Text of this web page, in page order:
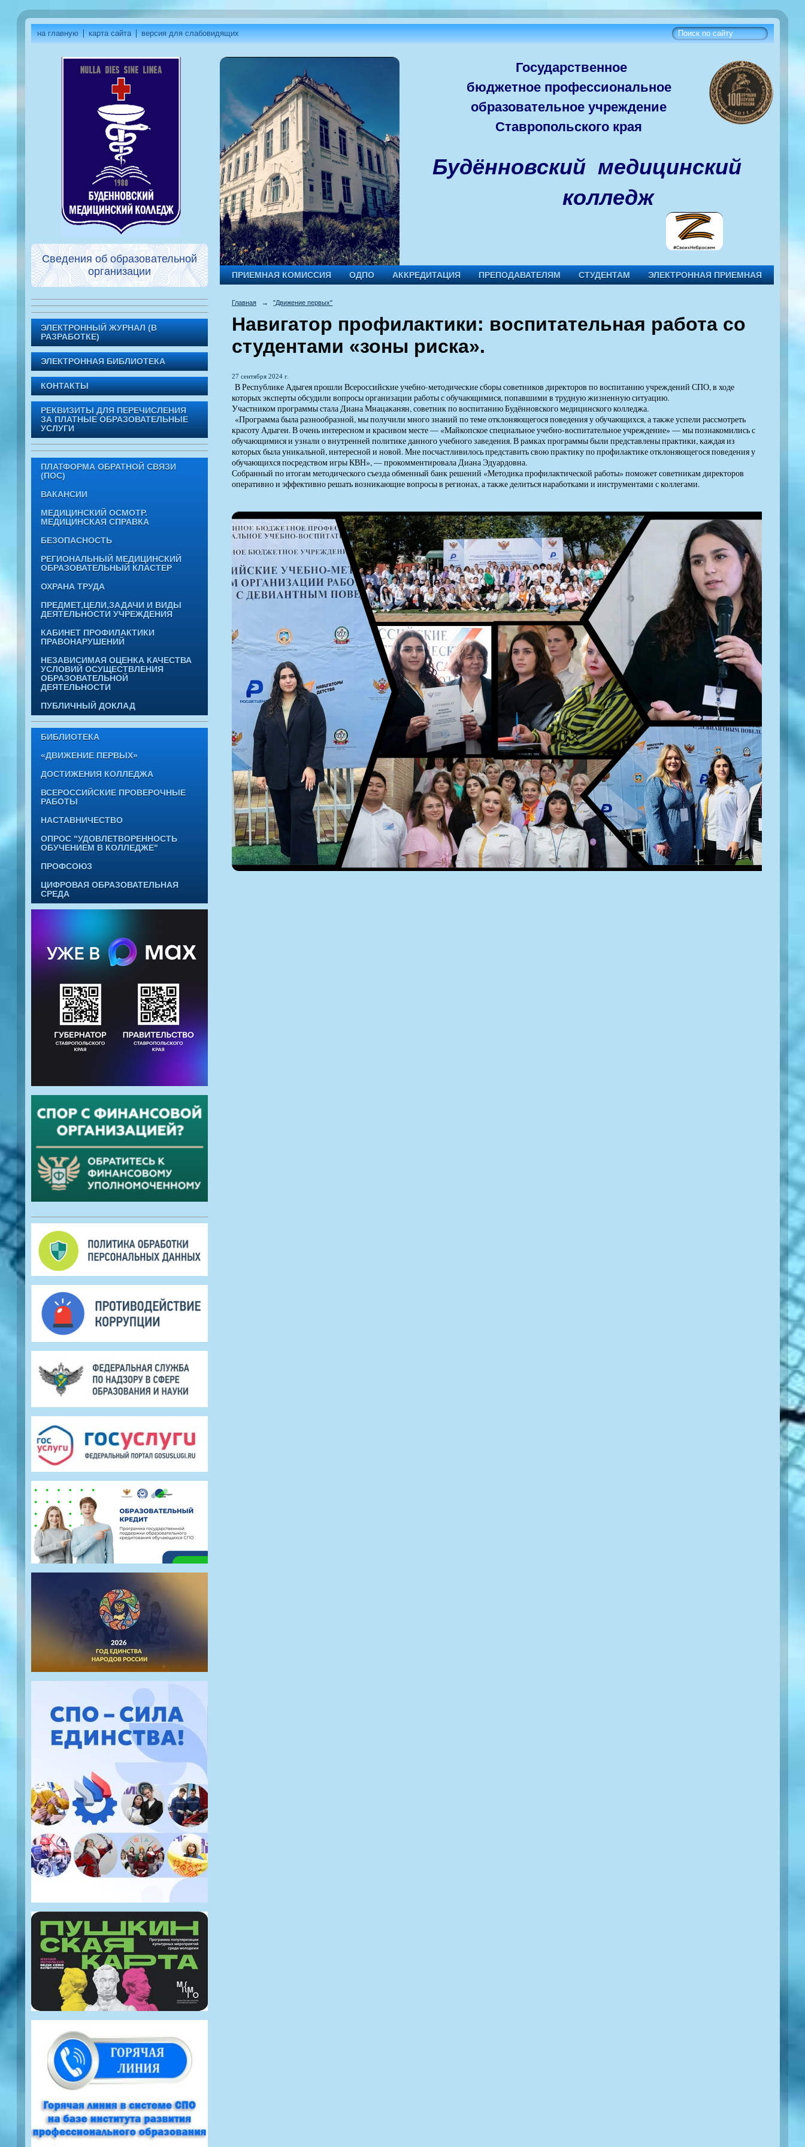
на главную карта сайта версия для слабовидящих
Сведения об образовательной
организации
ЭЛЕКТРОННЫЙ ЖУРНАЛ (В
РАЗРАБОТКЕ)
ЭЛЕКТРОННАЯ БИБЛИОТЕКА
КОНТАКТЫ
РЕКВИЗИТЫ ДЛЯ ПЕРЕЧИСЛЕНИЯ
ЗА ПЛАТНЫЕ ОБРАЗОВАТЕЛЬНЫЕ
УСЛУГИ
ПЛАТФОРМА ОБРАТНОЙ СВЯЗИ
(ПОС)
ВАКАНСИИ
МЕДИЦИНСКИЙ ОСМОТР.
МЕДИЦИНСКАЯ СПРАВКА
БЕЗОПАСНОСТЬ
РЕГИОНАЛЬНЫЙ МЕДИЦИНСКИЙ
ОБРАЗОВАТЕЛЬНЫЙ КЛАСТЕР
ОХРАНА ТРУДА
ПРЕДМЕТ,ЦЕЛИ,ЗАДАЧИ И ВИДЫ
ДЕЯТЕЛЬНОСТИ УЧРЕЖДЕНИЯ
КАБИНЕТ ПРОФИЛАКТИКИ
ПРАВОНАРУШЕНИЙ
НЕЗАВИСИМАЯ ОЦЕНКА КАЧЕСТВА
УСЛОВИЙ ОСУЩЕСТВЛЕНИЯ
ОБРАЗОВАТЕЛЬНОЙ
ДЕЯТЕЛЬНОСТИ
ПУБЛИЧНЫЙ ДОКЛАД
БИБЛИОТЕКА
«ДВИЖЕНИЕ ПЕРВЫХ»
ДОСТИЖЕНИЯ КОЛЛЕДЖА
ВСЕРОССИЙСКИЕ ПРОВЕРОЧНЫЕ
РАБОТЫ
НАСТАВНИЧЕСТВО
ОПРОС "УДОВЛЕТВОРЕННОСТЬ
ОБУЧЕНИЕМ В КОЛЛЕДЖЕ"
ПРОФСОЮЗ
ЦИФРОВАЯ ОБРАЗОВАТЕЛЬНАЯ
СРЕДА
Государственное
бюджетноепрофессиональное
образовательное учреждение
Ставропольского края
Будённовский медицинский
колледж
ПРИЕМНАЯ КОМИССИЯ ОДПО АККРЕДИТАЦИЯ ПРЕПОДАВАТЕЛЯМ СТУДЕНТАМ ЭЛЕКТРОННАЯ ПРИЕМНАЯ
Главная → "Движение первых"
Навигатор профилактики: воспитательная работа со
студентами «зоны риска».
27 сентября 2024 г.
В Республике Адыгея прошли Всероссийские учебно-методические сборы советников директоров по воспитанию учреждений СПО, в ходе
которых эксперты обсудили вопросы организации работы с обучающимися, попавшими в трудную жизненную ситуацию.
Участником программы стала Диана Мнацаканян, советник по воспитанию Будённовского медицинского колледжа.
«Программа была разнообразной, мы получили много знаний по теме отклоняющегося поведения у обучающихся, а также успели рассмотреть
красоту Адыгеи. В очень интересном и красивом месте — «Майкопское специальное учебно-воспитательное учреждение» — мы познакомились с
обучающимися и узнали о внутренней политике данного учебного заведения. В рамках программы были представлены практики, каждая из
которых была уникальной, интересной и новой. Мне посчастливилось представить свою практику по профилактике отклоняющегося поведения у
обучающихся посредством игры КВН», — прокомментировала Диана Эдуардовна.
Собранный по итогам методического съезда обменный банк решений «Методика профилактической работы» поможет советникам директоров
оперативно и эффективно решать возникающие вопросы в регионах, а также делиться наработками и инструментами с коллегами.